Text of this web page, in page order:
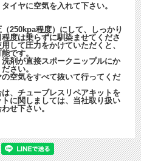
イヤに空気を入れて下さい。
250kpa程度）にして、しっかり
度は乗らずに馴染ませてくださ
して圧力をかけていただくと、
です。
剤が直接スポークニップルにか
さい。
空気をすべて抜いて行ってくだ
、チューブレスリペアキットを
に関しましては、当社取り扱い
せ下さい。